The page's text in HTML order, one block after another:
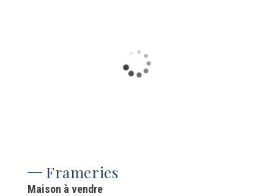
Frameries
Maison à vendre